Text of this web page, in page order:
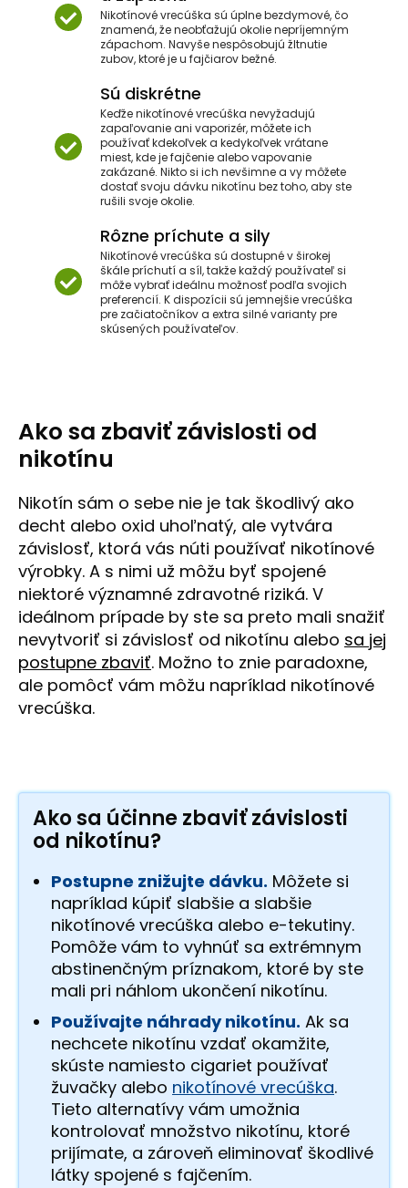
Nikotínové vrecúška sú úplne bezdymové, čo
znamená, že neobťažujú okolie nepríjemným
zápachom. Navyše nespôsobujú žltnutie
zubov, ktoré je u fajčiarov bežné.
Sú diskrétne
Keďže nikotínové vrecúška nevyžadujú
zapaľovanie ani vaporizér, môžete ich
používať kdekoľvek a kedykoľvek vrátane
miest, kde je fajčenie alebo vapovanie
zakázané. Nikto si ich nevšimne a vy môžete
dostať svoju dávku nikotínu bez toho, aby ste
rušili svoje okolie.
Rôzne príchute a sily
Nikotínové vrecúška sú dostupné v širokej
škále príchutí a síl, takže každý používateľ si
môže vybrať ideálnu možnosť podľa svojich
preferencií. K dispozícii sú jemnejšie vrecúška
pre začiatočníkov a extra silné varianty pre
skúsených používateľov.
Ako sa zbaviť závislosti od
nikotínu
Nikotín sám o sebe nie je tak škodlivý ako
decht alebo oxid uhoľnatý, ale vytvára
závislosť, ktorá vás núti používať nikotínové
výrobky. A s nimi už môžu byť spojené
niektoré významné zdravotné riziká. V
ideálnom prípade by ste sa preto mali snažiť
nevytvoriť si závislosť od nikotínu alebo sa jej
postupne zbaviť. Možno to znie paradoxne,
ale pomôcť vám môžu napríklad nikotínové
vrecúška.
Ako sa účinne zbaviť závislosti
od nikotínu?
Postupne znižujte dávku. Môžete si
napríklad kúpiť slabšie a slabšie
nikotínové vrecúška alebo e-tekutiny.
Pomôže vám to vyhnúť sa extrémnym
abstinenčným príznakom, ktoré by ste
mali pri náhlom ukončení nikotínu.
Používajte náhrady nikotínu. Ak sa
nechcete nikotínu vzdať okamžite,
skúste namiesto cigariet používať
žuvačky alebo nikotínové vrecúška.
Tieto alternatívy vám umožnia
kontrolovať množstvo nikotínu, ktoré
prijímate, a zároveň eliminovať škodlivé
látky spojené s fajčením.